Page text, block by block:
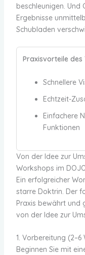
beschleunigen. Und
Ergebnisse
Schubladen
Praxisvorteile des
Schnellere
Echtzeit-
Einfachere
Funktionen
Von der Idee zur
Workshops im
Ein erfolgreicher
starre Doktrin. Der
Praxis bewährt und
von der Idee zur
1. Vorbereitung
Beginnen Sie mit